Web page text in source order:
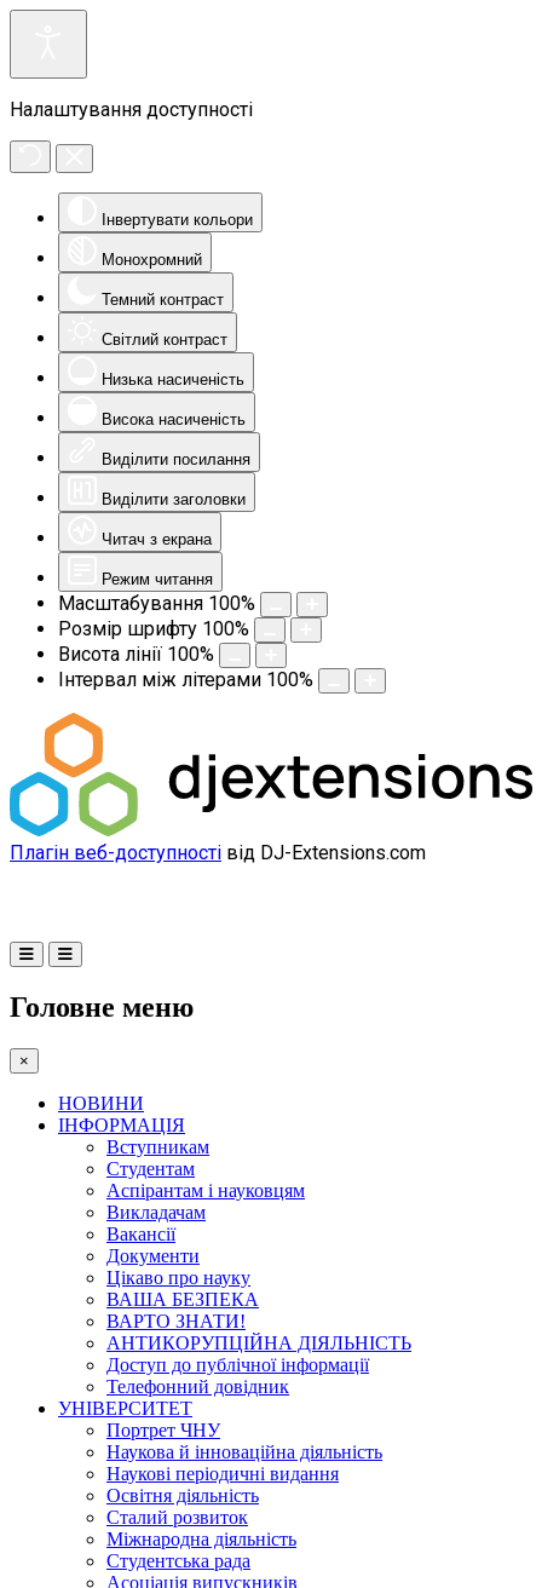
Налаштування доступності
Інвертувати кольори
Монохромний
Темний контраст
Світлий контраст
Низька насиченість
Висока насиченість
Виділити посилання
Виділити заголовки
Читач з екрана
Режим читання
Масштабування 100%
Розмір шрифту 100%
Висота лінії 100%
Інтервал між літерами 100%
Плагін веб-доступності від DJ-Extensions.com
Головне меню
×
НОВИНИ
ІНФОРМАЦІЯ
Вступникам
Студентам
Аспірантам і науковцям
Викладачам
Вакансії
Документи
Цікаво про науку
ВАША БЕЗПЕКА
ВАРТО ЗНАТИ!
АНТИКОРУПЦІЙНА ДІЯЛЬНІСТЬ
Доступ до публічної інформації
Телефонний довідник
УНІВЕРСИТЕТ
Портрет ЧНУ
Наукова й інноваційна діяльність
Наукові періодичні видання
Освітня діяльність
Сталий розвиток
Міжнародна діяльність
Студентська рада
Асоціація випускників